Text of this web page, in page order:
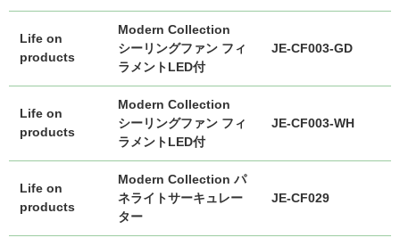
Life on
products
Modern Collection
シーリングファン フィ
ラメントLED付
JE-CF003-GD
Life on
products
Modern Collection
シーリングファン フィ
ラメントLED付
JE-CF003-WH
Life on
products
Modern Collection パ
ネライトサーキュレー
ター
JE-CF029